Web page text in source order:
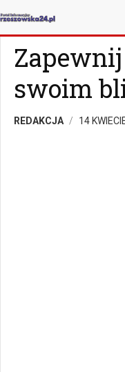
JESTEŚ TUTAJ:
swoim
REDAKCJA 14